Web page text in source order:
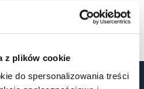
z plików cookie
do spersonalizowania treści